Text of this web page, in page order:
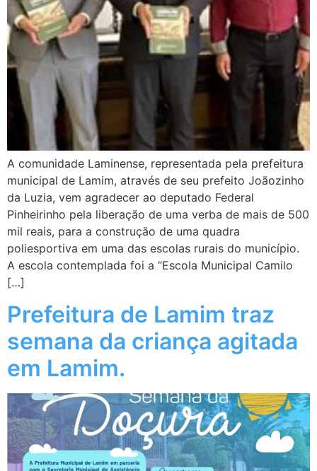
A comunidade Laminense, representada pela prefeitura
municipal de Lamim, através de seu prefeito Joãozinho
da Luzia, vem agradecer ao deputado Federal
Pinheirinho pela liberação de uma verba de mais de 500
mil reais, para a construção de uma quadra
poliesportiva em uma das escolas rurais do município.
A escola contemplada foi a “Escola Municipal Camilo
[…]
Prefeitura de Lamim traz
semana da criança agitada
em Lamim.